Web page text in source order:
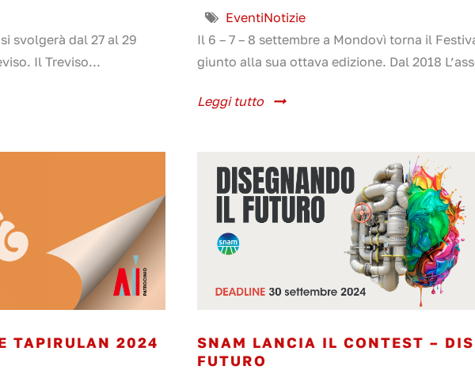
svolgerà dal 27 al 29
Il Treviso...
EventiNotizie
Il 6 – 7 – 8 settembre a Mondovì torna il
giunto alla sua ottava edizione. Dal 2018
Leggi tutto
TAPIRULAN 2024
SNAM LANCIA IL CONTEST –
FUTURO